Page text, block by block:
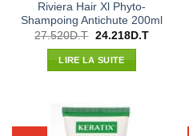
Riviera Hair Xl Phyto-
Shampoing Antichute 200ml
27.520D.T Le
initial
était :
24.218D.TLe
LIRE LA SUITE